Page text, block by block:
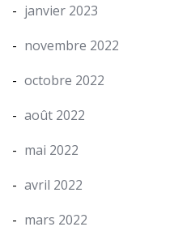
janvier 2023
novembre 2022
octobre 2022
août 2022
mai 2022
avril 2022
mars 2022